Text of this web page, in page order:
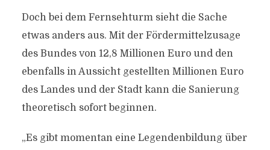
Doch bei dem Fernsehturm sieht die Sache
etwas anders aus. Mit der Fördermittelzusage
des Bundes von 12,8 Millionen Euro und den
ebenfalls in Aussicht gestellten Millionen Euro
des Landes und der Stadt kann die Sanierung
theoretisch sofort beginnen.
„Es gibt momentan eine Legendenbildung über